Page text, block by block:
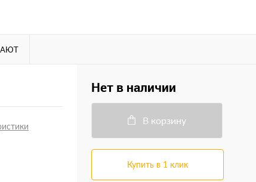
Нет в наличии
В корзину
Купить в 1 клик